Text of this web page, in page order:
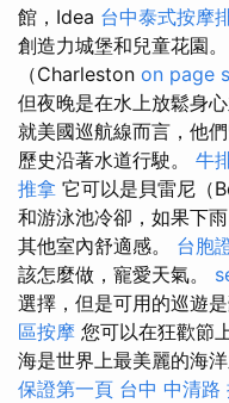
館，Idea 台中泰式按摩
創造力城堡和兒童花園。
（Charleston on page
但夜晚是在水上放鬆身
就美國巡航線而言，他
歷史沿著水道行駛。 牛
推拿 它可以是貝雷尼（
和游泳池冷卻，如果下
其他室內舒適感。 台胞
該怎麼做，寵愛天氣。
選擇，但是可用的巡遊
區按摩 您可以在狂歡節
海是世界上最美麗的海
保證第一頁 台中 中清路